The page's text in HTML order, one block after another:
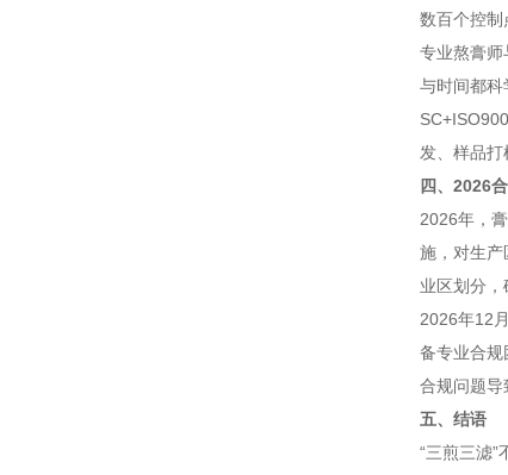
数百个控制
专业熬膏师
与时间都科
发、样品打
四、2026
2026年，
施，对生产
业区划分，
2026年12
备专业合规
合规问题导
五、结语
“三煎三滤